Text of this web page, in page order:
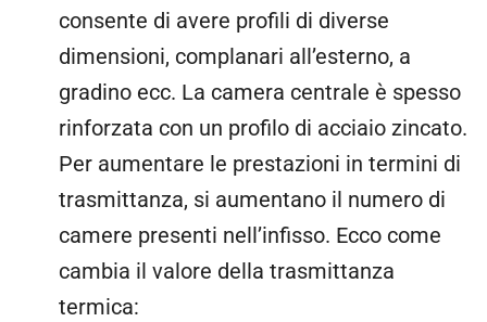
consente di avere profili di diverse
dimensioni, complanari all’esterno, a
gradino ecc. La camera centrale è spesso
rinforzata con un profilo di acciaio zincato.
Per aumentare le prestazioni in termini di
trasmittanza, si aumentano il numero di
camere presenti nell’infisso. Ecco come
cambia il valore della trasmittanza
termica: